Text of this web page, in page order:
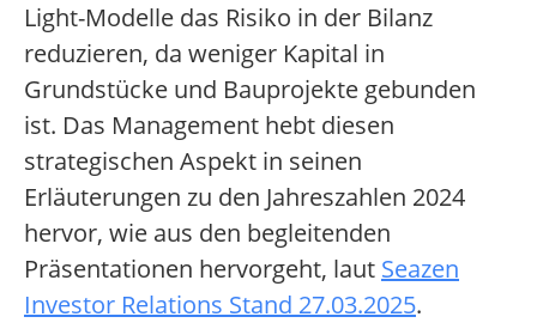
Light-Modelle das Risiko in der Bilanz
reduzieren, da weniger Kapital in
Grundstücke und Bauprojekte gebunden
ist. Das Management hebt diesen
strategischen Aspekt in seinen
Erläuterungen zu den Jahreszahlen 2024
hervor, wie aus den begleitenden
Präsentationen hervorgeht, laut Seazen
Investor Relations Stand 27.03.2025.